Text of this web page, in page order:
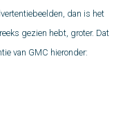
dan is het
gezien hebt, groter. Dat
van GMC hieronder: